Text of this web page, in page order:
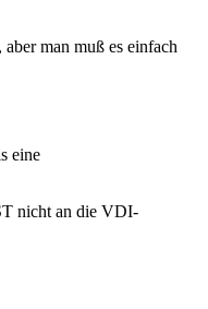
man muß es einfach
eine
nicht an die VDI-